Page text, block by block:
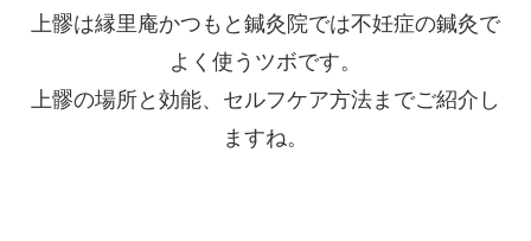
上髎は縁里庵かつもと鍼灸院では不妊症の鍼灸で
よく使うツボです。
上髎の場所と効能、セルフケア方法までご紹介し
ますね。